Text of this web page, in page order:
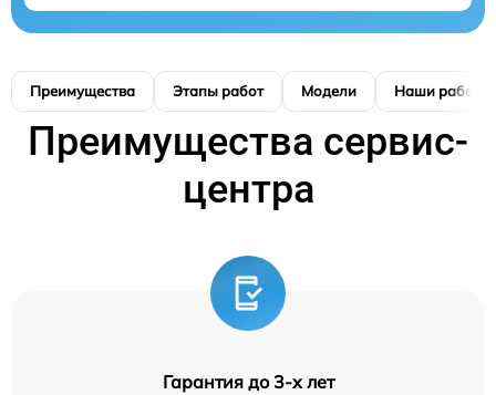
Преимущества Этапы работ Модели Наши работы
Преимущества сервис-
центра
Гарантия до 3-х лет